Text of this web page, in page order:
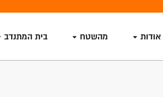
אודות מהשטח בית המתנדב